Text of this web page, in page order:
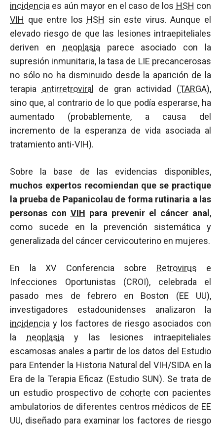
incidencia es aún mayor en el caso de los HSH con
VIH que entre los HSH sin este virus. Aunque el
elevado riesgo de que las lesiones intraepiteliales
deriven en neoplasia parece asociado con la
supresión inmunitaria, la tasa de LIE precancerosas
no sólo no ha disminuido desde la aparición de la
terapia antirretroviral de gran actividad (TARGA),
sino que, al contrario de lo que podía esperarse, ha
aumentado (probablemente, a causa del
incremento de la esperanza de vida asociada al
tratamiento anti-VIH).
Sobre la base de las evidencias disponibles,
muchos expertos recomiendan que se practique
la prueba de Papanicolau de forma rutinaria a las
personas con VIH para prevenir el cáncer anal ,
como sucede en la prevención sistemática y
generalizada del cáncer cervicouterino en mujeres.
En la XV Conferencia sobre Retrovirus e
Infecciones Oportunistas (CROI), celebrada el
pasado mes de febrero en Boston (EE UU),
investigadores estadounidenses analizaron la
incidencia y los factores de riesgo asociados con
la neoplasia y las lesiones intraepiteliales
escamosas anales a partir de los datos del Estudio
para Entender la Historia Natural del VIH/SIDA en la
Era de la Terapia Eficaz (Estudio SUN). Se trata de
un estudio prospectivo de cohorte con pacientes
ambulatorios de diferentes centros médicos de EE
UU, diseñado para examinar los factores de riesgo